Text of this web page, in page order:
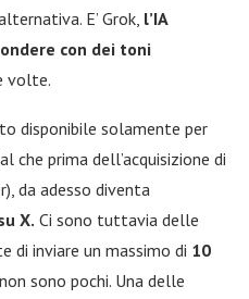
E’ Grok, l’IA
con dei toni
volte.
disponibile solamente per
che prima dell’acquisizione di
da adesso diventa
X. Ci sono tuttavia delle
di inviare un massimo di 10
sono pochi. Una delle